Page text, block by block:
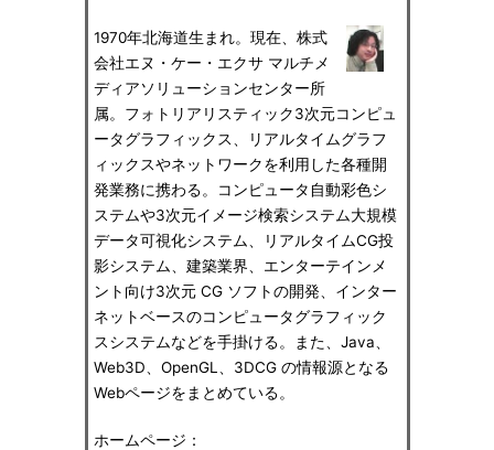
1970年北海道生まれ。現在、株式
会社エヌ・ケー・エクサ マルチメ
ディアソリューションセンター所
属。フォトリアリスティック3次元コンピュ
ータグラフィックス、リアルタイムグラフ
ィックスやネットワークを利用した各種開
発業務に携わる。コンピュータ自動彩色シ
ステムや3次元イメージ検索システム大規模
データ可視化システム、リアルタイムCG投
影システム、建築業界、エンターテインメ
ント向け3次元 CG ソフトの開発、インター
ネットベースのコンピュータグラフィック
スシステムなどを手掛ける。また、Java、
Web3D、OpenGL、3DCG の情報源となる
Webページをまとめている。
ホームページ：